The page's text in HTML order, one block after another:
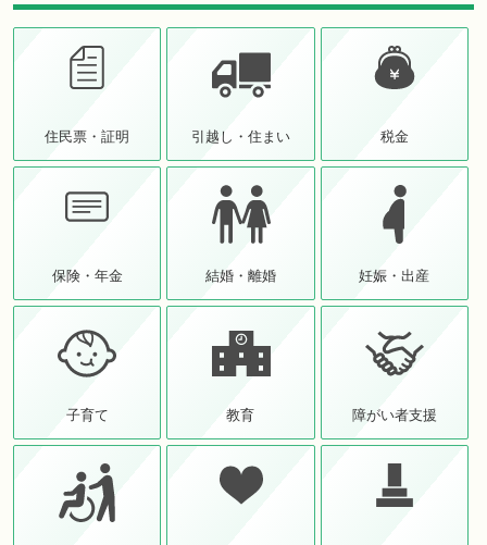
住民票・証明 引越し・住まい 税金
保険・年金 結婚・離婚 妊娠・出産
子育て 教育 障がい者支援